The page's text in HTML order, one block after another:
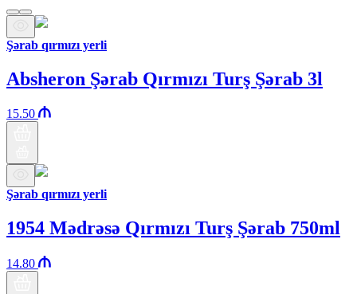
Şərab qırmızı yerli
Absheron Şərab Qırmızı Turş Şərab 3l
15.50
Şərab qırmızı yerli
1954 Mədrəsə Qırmızı Turş Şərab 750ml
14.80